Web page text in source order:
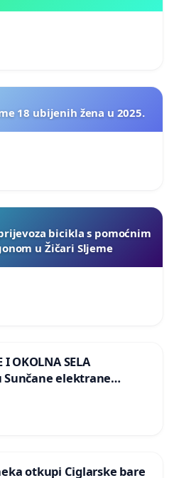
18 ubijenih žena u 2025.
bicikla s pomoćnim
u Žičari Sljeme
OKOLNA SELA
elektrane
otkupi Ciglarske bare